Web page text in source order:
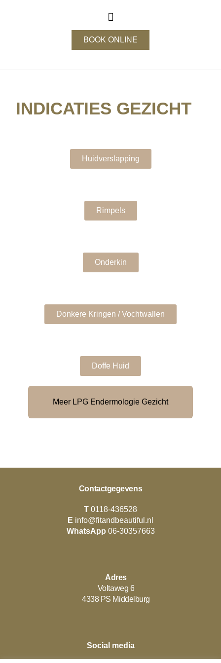
BOOK ONLINE
INDICATIES GEZICHT
Huidverslapping
Rimpels
Onderkin
Donkere Kringen / Vochtwallen
Doffe Huid
Meer LPG Endermologie Gezicht
Contactgegevens
T 0118-436528
E info@fitandbeautiful.nl
WhatsApp 06-30357663
Adres
Voltaweg 6
4338 PS Middelburg
Social media